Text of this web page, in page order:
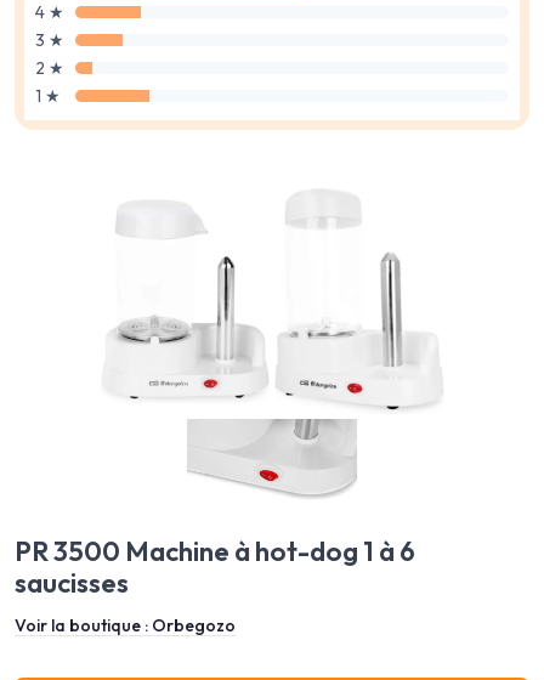
4 ★
3 ★
2 ★
1 ★
PR 3500 Machine à hot-dog 1 à 6
saucisses
Voir la boutique : Orbegozo